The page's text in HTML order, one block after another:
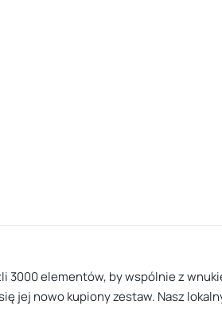
3000 elementów, by wspólnie z
jej nowo kupiony zestaw. Nasz